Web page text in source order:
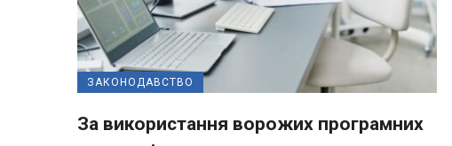
ЗАКОНОДАВСТВО
За використання ворожих програмних